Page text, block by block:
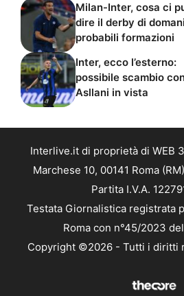
Milan-Inter, cosa ci
dire il derby di
probabili formazioni
Inter, ecco l’esterno:
possibile scambio
Asllani in vista
Interlive.it di proprietà di WEB
Marchese 10, 00141 Roma
Partita I.V.A.
Testata Giornalistica registrata
Roma con n°45/2023
Copyright ©2026 - Tutti i diritti